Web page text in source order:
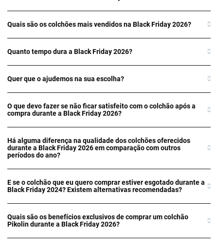
Quais são os colchões mais vendidos na Black Friday 2026?
Quanto tempo dura a Black Friday 2026?
Quer que o ajudemos na sua escolha?
O que devo fazer se não ficar satisfeito com o colchão após a
compra durante a Black Friday 2026?
Há alguma diferença na qualidade dos colchões oferecidos
durante a Black Friday 2026 em comparação com outros
períodos do ano?
E se o colchão que eu quero comprar estiver esgotado durante a
Black Friday 2024? Existem alternativas recomendadas?
Quais são os benefícios exclusivos de comprar um colchão
Pikolin durante a Black Friday 2026?